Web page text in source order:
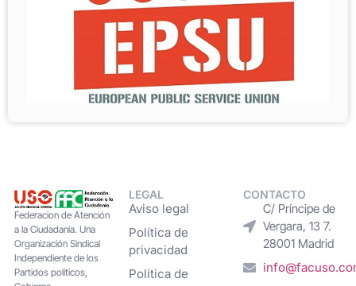
Federacion de Atención
a la Ciudadanía. Una
Organización Sindical
Independiente de los
Partidos políticos,
LEGAL
Aviso legal
Política de
privacidad
Política de
CONTACTO
C/ Príncipe de
Vergara, 13 7.
28001 Madrid